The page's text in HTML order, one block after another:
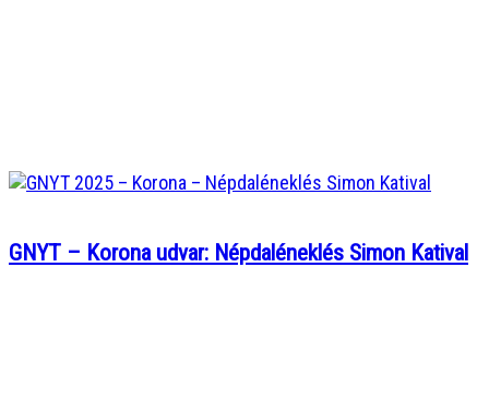
GNYT – Korona udvar: Népdaléneklés Simon Katival